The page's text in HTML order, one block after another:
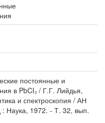
постоянные и
в PbCI₂ / Г.Г. Лийдья,
и спектроскопия / АН
Наука, 1972. - Т. 32, вып.